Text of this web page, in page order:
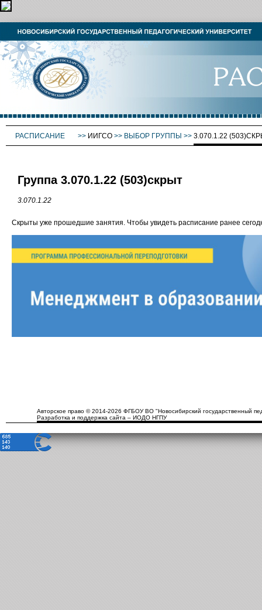
РАСПИСАНИЕ >> ИИГСО >> ВЫБОР ГРУППЫ >> 3.070.1.22
Группа 3.070.1.22 (503)скрыт
3.070.1.22
Скрыты уже прошедшие занятия. Чтобы увидеть расписание ранее
Авторское право © 2014-2026 ФГБОУ ВО "Новосибирский государственный
Разработка и поддержка сайта – ИОДО НГПУ